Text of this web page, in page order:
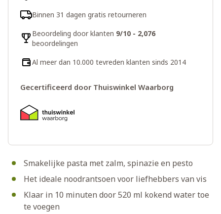
Smakelijke pasta met zalm, spinazie en pesto
Het ideale noodrantsoen voor liefhebbers van vis
Klaar in 10 minuten door 520 ml kokend water toe
te voegen
Binnen 31 dagen gratis retourneren
Beoordeling door klanten 9/10 - 2,076
beoordelingen
Al meer dan 10.000 tevreden klanten sinds 2014
Gecertificeerd door Thuiswinkel Waarborg